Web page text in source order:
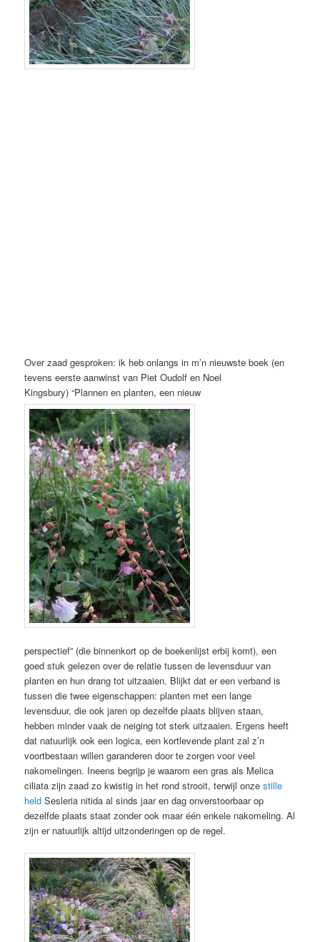
Over zaad gesproken: ik heb onlangs in m’n nieuwste boek (en
tevens eerste aanwinst van Piet Oudolf en Noel
Kingsbury) “Plannen en planten, een nieuw
perspectief” (die binnenkort op de boekenlijst erbij komt), een
goed stuk gelezen over de relatie tussen de levensduur van
planten en hun drang tot uitzaaien. Blijkt dat er een verband is
tussen die twee eigenschappen: planten met een lange
levensduur, die ook jaren op dezelfde plaats blijven staan,
hebben minder vaak de neiging tot sterk uitzaaien. Ergens heeft
dat natuurlijk ook een logica, een kortlevende plant zal z’n
voortbestaan willen garanderen door te zorgen voor veel
nakomelingen. Ineens begrijp je waarom een gras als Melica
ciliata zijn zaad zo kwistig in het rond strooit, terwijl onzestille
held Sesleria nitida al sinds jaar en dag onverstoorbaar op
dezelfde plaats staat zonder ook maar één enkele nakomeling. Al
zijn er natuurlijk altijd uitzonderingen op de regel.